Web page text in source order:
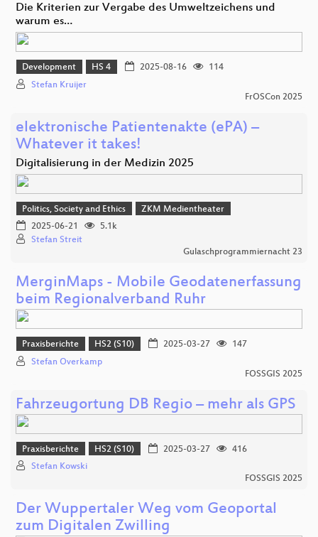
Die Kriterien zur Vergabe des Umweltzeichens und
warum es…
Development HS 4 2025-08-16
114
Stefan Kruijer
FrOSCon 2025
elektronische Patientenakte (ePA) –
Whatever it takes!
Digitalisierung in der Medizin 2025
Politics, Society and Ethics
ZKM Medientheater
2025-06-21
5.1k
Stefan Streit
Gulaschprogrammiernacht 23
MerginMaps - Mobile Geodatenerfassung
beim Regionalverband Ruhr
Praxisberichte HS2 (S10) 2025-03-27
147
Stefan Overkamp
FOSSGIS 2025
Fahrzeugortung DB Regio – mehr als GPS
Praxisberichte HS2 (S10) 2025-03-27
416
Stefan Kowski
FOSSGIS 2025
Der Wuppertaler Weg vom Geoportal
zum Digitalen Zwilling